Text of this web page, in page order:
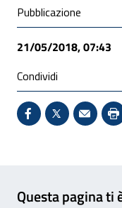
Condivisione
Pubblicazione
21/05/2018, 07:43
Condividi
Condividi su
X - SitoInvio
Questa pagina ti